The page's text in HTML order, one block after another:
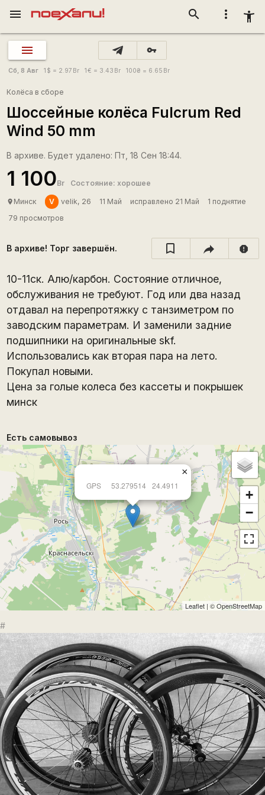
more_vert accessibility_new
search
menu
vpn_key
Сб, 8 Авг 1 $ = 2.97 Br 1€ = 3.43 Br 100₴ = 6.65 Br
Колёса в сборе
Шоссейные колёса Fulcrum Red
Wind 50 mm
В архиве. Будет удалено: Пт, 18 Сен 18:44.
1 100Br Состояние: хорошее
place Минск V velik, 26 11 Май исправлено 21 Май
1 поднятие
79 просмотров
В архиве! Торг завершён. report
10-11ск. Алю/карбон. Состояние отличное,
обслуживания не требуют. Год или два назад
отдавал на перепротяжку с танзиметром по
заводским параметрам. И заменили задние
подшипники на оригинальные skf.
Использовались как вторая пара на лето.
Покупал новыми.
Цена за голые колеса без кассеты и покрышек
минск
Есть самовывоз
GPS 53.279514 24.4911
×
+
−
Leaflet | ©OpenStreetMap
#